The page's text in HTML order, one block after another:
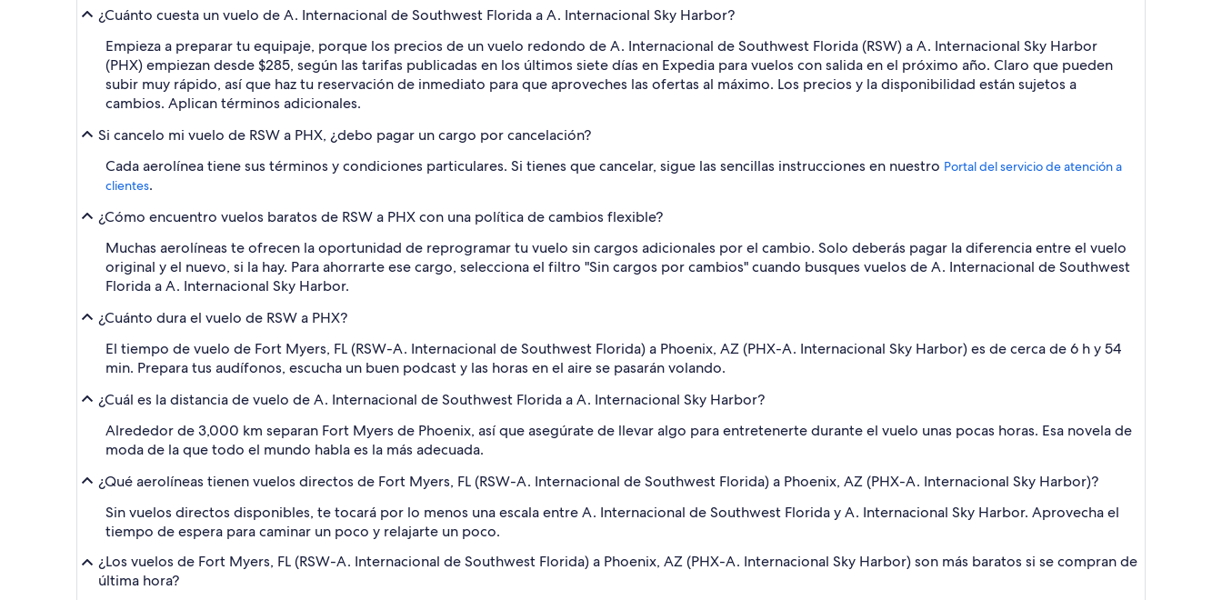
¿Cuánto cuesta un vuelo de A. Internacional de Southwest Florida a A. Internacional Sky Harbor?
Empieza a preparar tu equipaje, porque los precios de un vuelo redondo de A. Internacional de Southwest Florida (RSW) a A. Internacional Sky Harbor
(PHX) empiezan desde $285, según las tarifas publicadas en los últimos siete días en Expedia para vuelos con salida en el próximo año. Claro que pueden
subir muy rápido, así que haz tu reservación de inmediato para que aproveches las ofertas al máximo. Los precios y la disponibilidad están sujetos a
cambios. Aplican términos adicionales.
Si cancelo mi vuelo de RSW a PHX, ¿debo pagar un cargo por cancelación?
Cada aerolínea tiene sus términos y condiciones particulares. Si tienes que cancelar, sigue las sencillas instrucciones en nuestro Portal del servicio de atención a
clientes.
¿Cómo encuentro vuelos baratos de RSW a PHX con una política de cambios flexible?
Muchas aerolíneas te ofrecen la oportunidad de reprogramar tu vuelo sin cargos adicionales por el cambio. Solo deberás pagar la diferencia entre el vuelo
original y el nuevo, si la hay. Para ahorrarte ese cargo, selecciona el filtro "Sin cargos por cambios" cuando busques vuelos de A. Internacional de Southwest
Florida a A. Internacional Sky Harbor.
¿Cuánto dura el vuelo de RSW a PHX?
El tiempo de vuelo de Fort Myers, FL (RSW-A. Internacional de Southwest Florida) a Phoenix, AZ (PHX-A. Internacional Sky Harbor) es de cerca de 6 h y 54
min. Prepara tus audífonos, escucha un buen podcast y las horas en el aire se pasarán volando.
¿Cuál es la distancia de vuelo de A. Internacional de Southwest Florida a A. Internacional Sky Harbor?
Alrededor de 3,000 km separan Fort Myers de Phoenix, así que asegúrate de llevar algo para entretenerte durante el vuelo unas pocas horas. Esa novela de
moda de la que todo el mundo habla es la más adecuada.
¿Qué aerolíneas tienen vuelos directos de Fort Myers, FL (RSW-A. Internacional de Southwest Florida) a Phoenix, AZ (PHX-A. Internacional Sky Harbor)?
Sin vuelos directos disponibles, te tocará por lo menos una escala entre A. Internacional de Southwest Florida y A. Internacional Sky Harbor. Aprovecha el
tiempo de espera para caminar un poco y relajarte un poco.
¿Los vuelos de Fort Myers, FL (RSW-A. Internacional de Southwest Florida) a Phoenix, AZ (PHX-A. Internacional Sky Harbor) son más baratos si se compran de
última hora?